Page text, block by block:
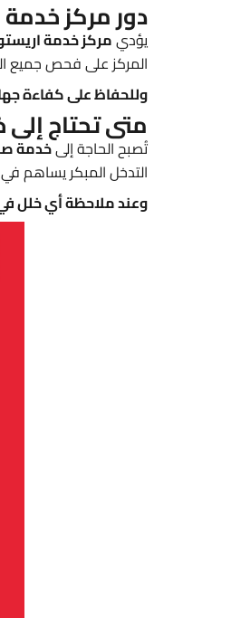
دور مركز
يؤديمركز خدمة
المركز على فحص جميع
وللحفاظ على كفاءة
متى تحتاج
تُصبح الحاجة إلىخدمة
التدخل المبكر يساهم
وعند ملاحظة أي خلل في جهازك، لا